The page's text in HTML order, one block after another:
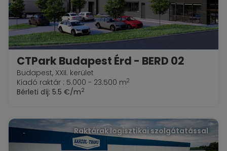
CTPark Budapest Érd - BERD 02
Budapest, XXII. kerület
Kiadó raktár : 5.000 - 23.500 m2
Bérleti díj: 5.5 €/m2
Raktárak logisztikai szolgátatással